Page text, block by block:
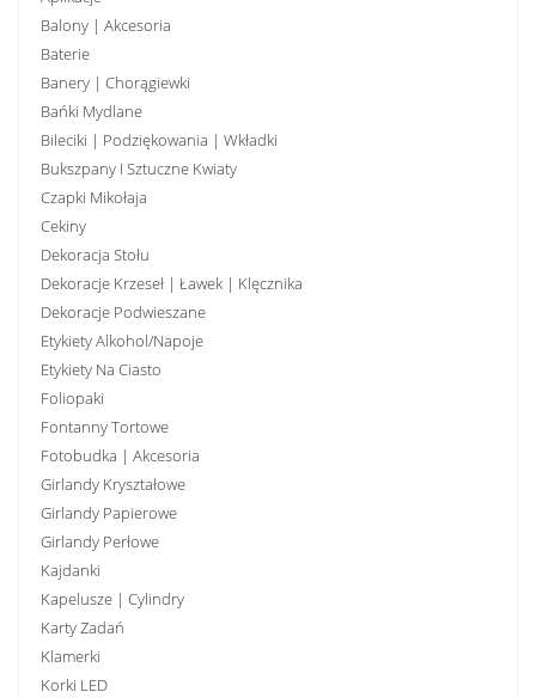
Balony | Akcesoria
Baterie
Banery | Chorągiewki
Bańki Mydlane
Bileciki | Podziękowania | Wkładki
Bukszpany I Sztuczne Kwiaty
Czapki Mikołaja
Cekiny
Dekoracja Stołu
Dekoracje Krzeseł | Ławek | Klęcznika
Dekoracje Podwieszane
Etykiety Alkohol/Napoje
Etykiety Na Ciasto
Foliopaki
Fontanny Tortowe
Fotobudka | Akcesoria
Girlandy Kryształowe
Girlandy Papierowe
Girlandy Perłowe
Kajdanki
Kapelusze | Cylindry
Karty Zadań
Klamerki
Korki LED